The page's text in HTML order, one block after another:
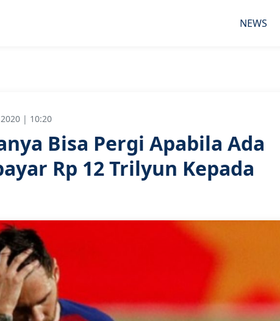
NEWS
| 10:20
Bisa Pergi Apabila Ada
Rp 12 Trilyun Kepada